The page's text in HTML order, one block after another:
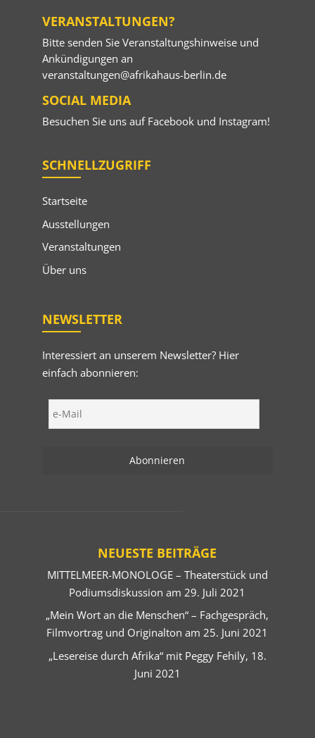
VERANSTALTUNGEN?
Bitte senden Sie Veranstaltungshinweise und
Ankündigungen an
veranstaltungen@afrikahaus-berlin.de
SOCIAL MEDIA
Besuchen Sie uns auf Facebookund Instagram!
SCHNELLZUGRIFF
Startseite
Ausstellungen
Veranstaltungen
Über uns
NEWSLETTER
Interessiert an unserem Newsletter? Hier
einfach abonnieren:
NEUESTE BEITRÄGE
MITTELMEER-MONOLOGE – Theaterstück und
Podiumsdiskussion am 29. Juli 2021
„Mein Wort an die Menschen“ – Fachgespräch,
Filmvortrag und Originalton am 25. Juni 2021
„Lesereise durch Afrika“ mit Peggy Fehily, 18.
Juni 2021